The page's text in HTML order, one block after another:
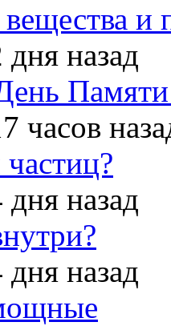
и
дня назад
часов
дня назад
дня назад